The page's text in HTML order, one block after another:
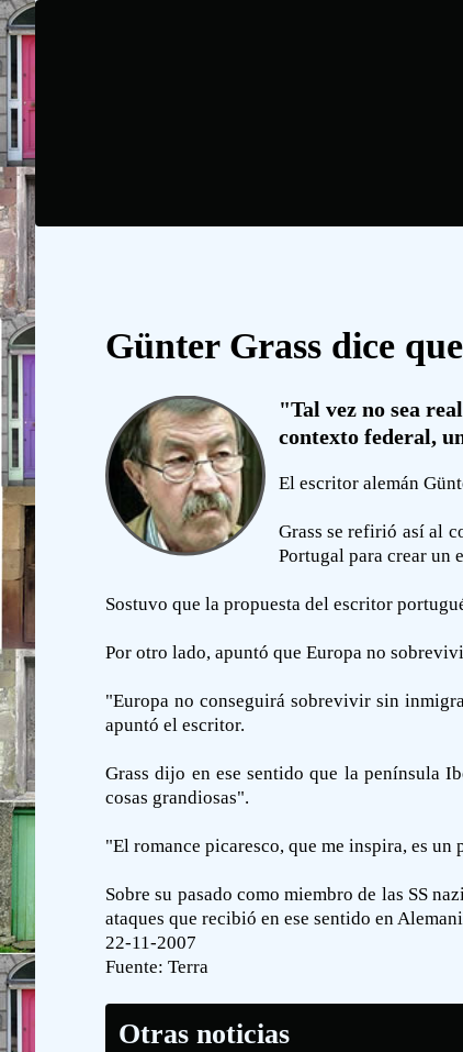
Günter Grass dice
"Tal vez no sea
contexto federal,
El escritor alemán
Grass se refirió así al
Portugal para crear un
Sostuvo que la propuesta del escritor
Por otro lado, apuntó que Europa no
"Europa no conseguirá sobrevivir sin
apuntó el escritor.
Grass dijo en ese sentido que la península
cosas grandiosas".
"El romance picaresco, que me inspira, es
Sobre su pasado como miembro de las SS
ataques que recibió en ese sentido en
22-11-2007
Fuente: Terra
Otras noticias